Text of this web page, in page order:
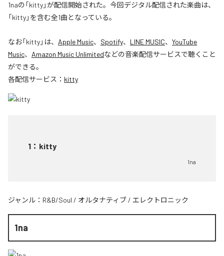
1naの「kitty」が配信開始された。今回デジタル配信された楽曲は、
「kitty」を含む全1曲となっている。
なお「kitty」は、 Apple Music、 Spotify、 LINE MUSIC、 YouTube
Music、 Amazon Music Unlimitedなどの音楽配信サービスで聴くこと
ができる。
各配信サービス： kitty
1 ： kitty
1na
ジャンル： R&B/Soul / オルタナティブ / エレクトロニック
1na